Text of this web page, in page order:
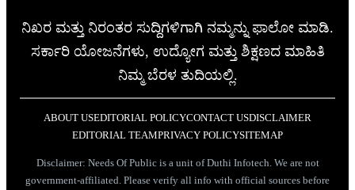
ನಿಖರ ಮತ್ತು ನಿರಂತರ ಸುದ್ದಿಗಳಿಗಾಗಿ ನಮ್ಮನ್ನು ಫಾಲೋ ಮಾಡಿ.
ಸರ್ಕಾರಿ ಯೋಜನೆಗಳು, ಉದ್ಯೋಗ ಮತ್ತು ಶಿಕ್ಷಣದ ಮಾಹಿತಿ
ನಿಮ್ಮ ಬೆರಳ ತುದಿಯಲ್ಲಿ.
ABOUT USEDITORIAL POLICYCONTACT USDISCLAIMER
EDITORIAL TEAMPRIVACY POLICYSITEMAP
Disclaimer: Needs Of Public is a unit of Duthi Infotech. We are not
government-affiliated. Please verify all info with official sources before